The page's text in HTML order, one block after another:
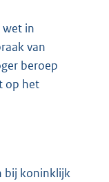
wet in
van
beroep
op het
bij koninklijk